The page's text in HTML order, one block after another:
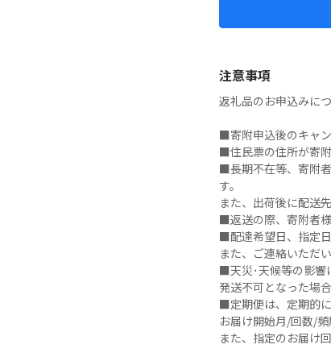
注意事項
返礼品のお申込みに
■寄附申込後のキャ
■住民票の住所が寄
■長期不在等、寄附
す。
また、出荷後に配送
■返送の際、寄附者
■配達希望日、指定
また、ご連絡いただ
■天災･天候等の影響
発送不可となった場
■定期便は、定期的
お届け開始月/回数/